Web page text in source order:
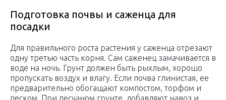
Подготовка почвы и саженца для
посадки
Для правильного роста растения у саженца отрезают
одну третью часть корня. Сам саженец замачивается в
воде на ночь. Грунт должен быть рыхлым, хорошо
пропускать воздух и влагу. Если почва глинистая, ее
предварительно обогащают компостом, торфом и
песком. При песчаном грунте, добавляют навоз и